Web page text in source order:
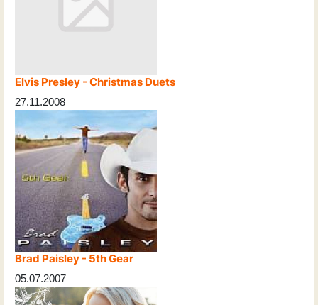
Elvis Presley - Christmas Duets
27.11.2008
Brad Paisley - 5th Gear
05.07.2007